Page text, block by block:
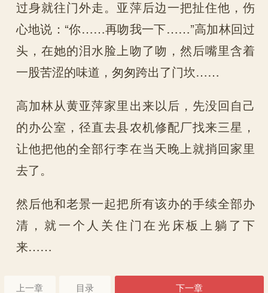
过身就往门外走。亚萍后边一把扯住他，伤
心地说：“你……再吻我一下……”高加林回过
头，在她的泪水脸上吻了吻，然后嘴里含着
一股苦涩的味道，匆匆跨出了门坎……
高加林从黄亚萍家里出来以后，先没回自己
的办公室，径直去县农机修配厂找来三星，
让他把他的全部行李在当天晚上就捎回家里
去了。
然后他和老景一起把所有该办的手续全部办
清，就一个人关住门在光床板上躺了下
来……
上一章 目录 下一章